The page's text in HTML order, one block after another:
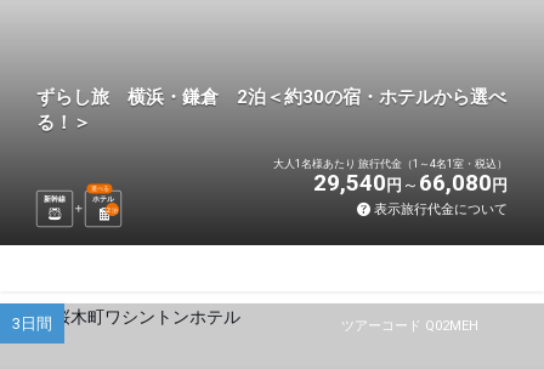
ずらし旅 横浜・鎌倉 2泊＜約30の宿・ホテルから選べ
る！＞
新幹線 ホテル
選べる
2泊
大人1名様あたり 旅行代金（1～4名1室・税込）
29,540 円 66,080 円
表示旅行代金について
ツアーコード Q02MEH
3日間